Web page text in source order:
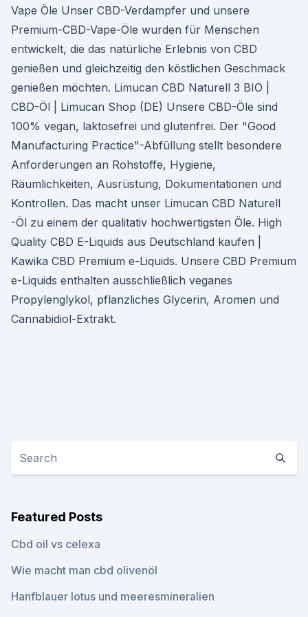
Vape Öle Unser CBD-Verdampfer und unsere
Premium-CBD-Vape-Öle wurden für Menschen
entwickelt, die das natürliche Erlebnis von CBD
genießen und gleichzeitig den köstlichen Geschmack
genießen möchten. Limucan CBD Naturell 3 BIO |
CBD-Öl | Limucan Shop (DE) Unsere CBD-Öle sind
100% vegan, laktosefrei und glutenfrei. Der "Good
Manufacturing Practice"-Abfüllung stellt besondere
Anforderungen an Rohstoffe, Hygiene,
Räumlichkeiten, Ausrüstung, Dokumentationen und
Kontrollen. Das macht unser Limucan CBD Naturell
-Öl zu einem der qualitativ hochwertigsten Öle. High
Quality CBD E-Liquids aus Deutschland kaufen |
Kawika CBD Premium e-Liquids. Unsere CBD Premium
e-Liquids enthalten ausschließlich veganes
Propylenglykol, pflanzliches Glycerin, Aromen und
Cannabidiol-Extrakt.
Featured Posts
Cbd oil vs celexa
Wie macht man cbd olivenöl
Hanfblauer lotus und meeresmineralien